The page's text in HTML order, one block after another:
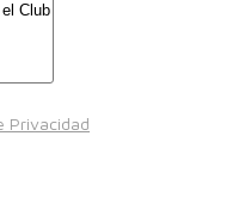
Privacidad